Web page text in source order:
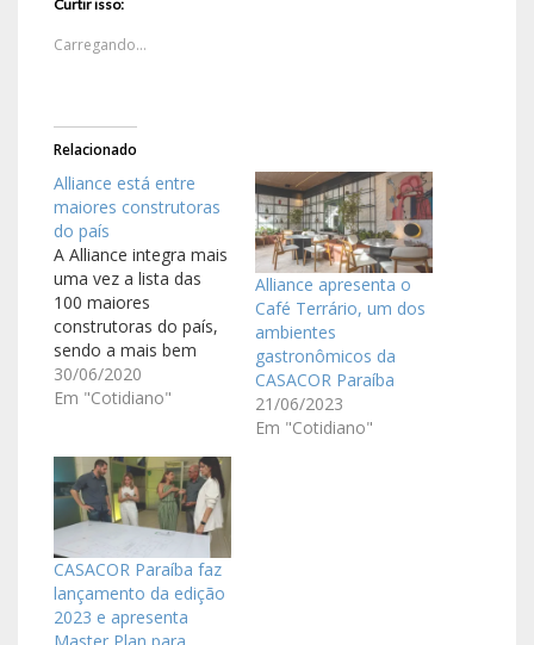
Curtir isso:
Carregando...
Relacionado
Alliance está entre
maiores construtoras
do país
A Alliance integra mais
uma vez a lista das
100 maiores
construtoras do país,
sendo a mais bem
colocada entre as
construtoras
no Ranking Intec 2020
(Informações Técnicas
da Construção). A
construtora ocupa a
53º colocação no
ranking nacional,
levando em
consideração as obras
30/06/2020
Em "Cotidiano"
Alliance apresenta o
Café Terrário, um dos
ambientes
gastronômicos da
CASACOR Paraíba
21/06/2023
Em "Cotidiano"
CASACOR Paraíba faz
lançamento da edição
2023 e apresenta